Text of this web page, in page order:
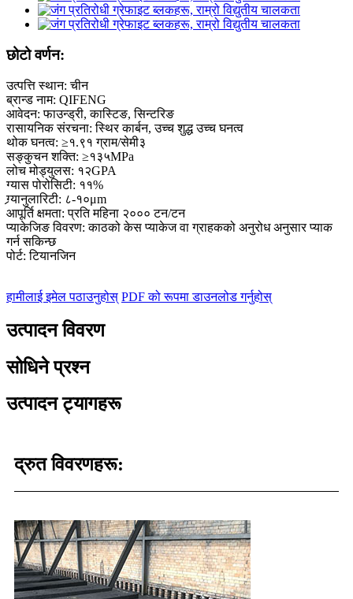
छोटो वर्णन:
उत्पत्ति स्थान: चीन
ब्रान्ड नाम: QIFENG
आवेदन: फाउन्ड्री, कास्टिङ, सिन्टरिङ
रासायनिक संरचना: स्थिर कार्बन, उच्च शुद्ध उच्च घनत्व
थोक घनत्व: ≥१.९१ ग्राम/सेमी३
सङ्कुचन शक्ति: ≥१३५MPa
लोच मोड्युलस: १२GPA
ग्यास पोरोसिटी: ११%
ग्र्यानुलारिटी: ८-१०μm
आपूर्ति क्षमता: प्रति महिना २००० टन/टन
प्याकेजिङ विवरण: काठको केस प्याकेज वा ग्राहकको अनुरोध अनुसार प्याक
गर्न सकिन्छ
पोर्ट: टियानजिन
हामीलाई इमेल पठाउनुहोस् PDF को रूपमा डाउनलोड गर्नुहोस्
उत्पादन विवरण
सोधिने प्रश्न
उत्पादन ट्यागहरू
द्रुत विवरणहरू: